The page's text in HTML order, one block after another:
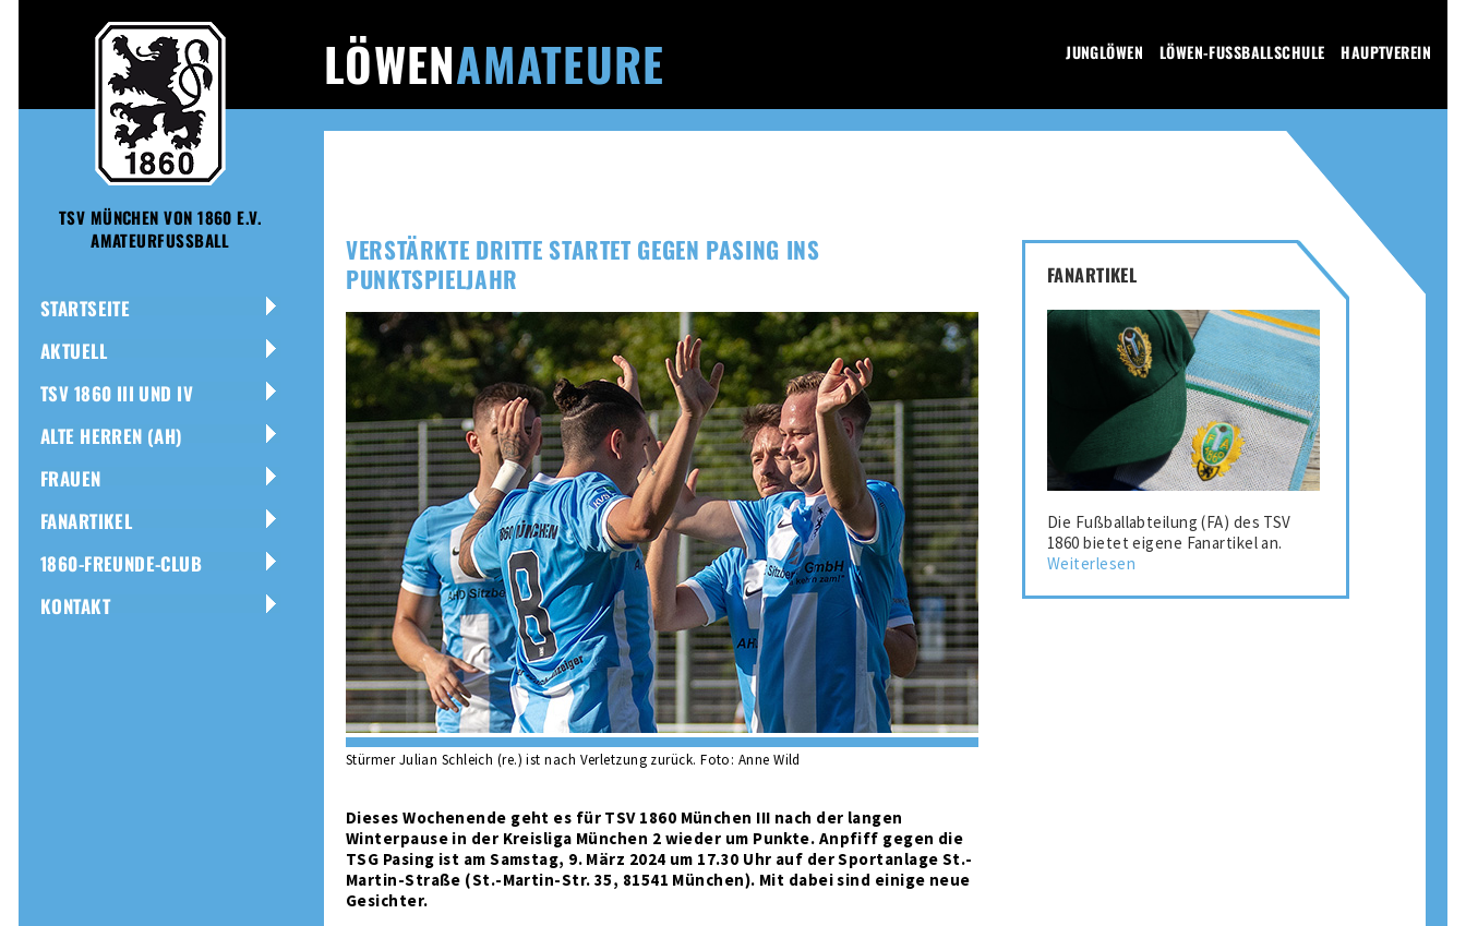
TSV MÜNCHEN VON 1860 E.V.
AMATEURFUSSBALL
LÖWENAMATEURE JUNGLÖWEN LÖWEN-FUSSBALLSCHULE HAUPTVEREIN
STARTSEITE
AKTUELL
TSV 1860 III UND IV
ALTE HERREN (AH)
FRAUEN
FANARTIKEL
1860-FREUNDE-CLUB
KONTAKT
VERSTÄRKTE DRITTE STARTET GEGEN PASING INS
PUNKTSPIELJAHR
Stürmer Julian Schleich (re.) ist nach Verletzung zurück. Foto: Anne Wild
Dieses Wochenende geht es für TSV 1860 München III nach der langen
Winterpause in der Kreisliga München 2 wieder um Punkte. Anpfiff gegen die
TSG Pasing ist am Samstag, 9. März 2024 um 17.30 Uhr auf der Sportanlage St.-
Martin-Straße (St.-Martin-Str. 35, 81541 München). Mit dabei sind einige neue
Gesichter.
FANARTIKEL
Die Fußballabteilung (FA) des TSV
1860 bietet eigene Fanartikel an.
Weiterlesen